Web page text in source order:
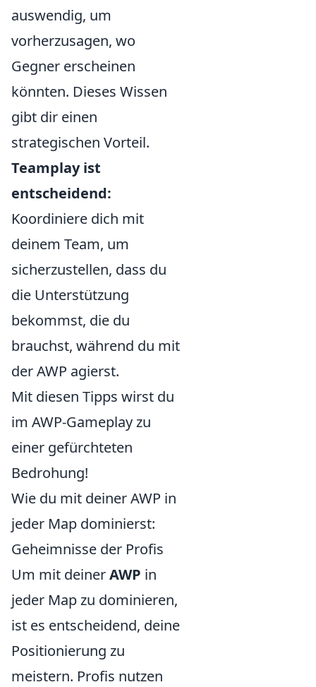
auswendig, um
vorherzusagen, wo
Gegner erscheinen
könnten. Dieses Wissen
gibt dir einen
strategischen Vorteil.
Teamplay ist
entscheidend:
Koordiniere dich mit
deinem Team, um
sicherzustellen, dass du
die Unterstützung
bekommst, die du
brauchst, während du mit
der AWP agierst.
Mit diesen Tipps wirst du
im AWP-Gameplay zu
einer gefürchteten
Bedrohung!
Wie du mit deiner AWP in
jeder Map dominierst:
Geheimnisse der Profis
Um mit deinerAWP in
jeder Map zu dominieren,
ist es entscheidend, deine
Positionierung zu
meistern. Profis nutzen